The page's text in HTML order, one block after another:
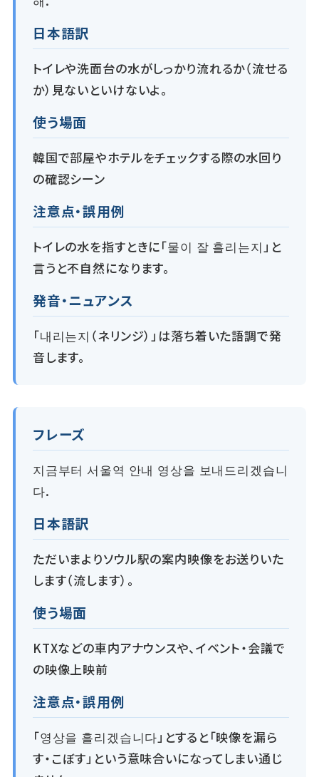
日本語訳
トイレや洗面台の水がしっかり流れるか（流せる
か）見ないといけないよ。
使う場面
韓国で部屋やホテルをチェックする際の水回り
の確認シーン
注意点・誤用例
トイレの水を指すときに「물이 잘 흘리는지」と
言うと不自然になります。
発音・ニュアンス
「내리는지（ネリンジ）」は落ち着いた語調で発
音します。
フレーズ
지금부터 서울역 안내 영상을 보내드리겠습니
다.
日本語訳
ただいまよりソウル駅の案内映像をお送りいた
します（流します）。
使う場面
KTXなどの車内アナウンスや、イベント・会議で
の映像上映前
注意点・誤用例
「영상을 흘리겠습니다」とすると「映像を漏ら
す・こぼす」という意味合いになってしまい通じ